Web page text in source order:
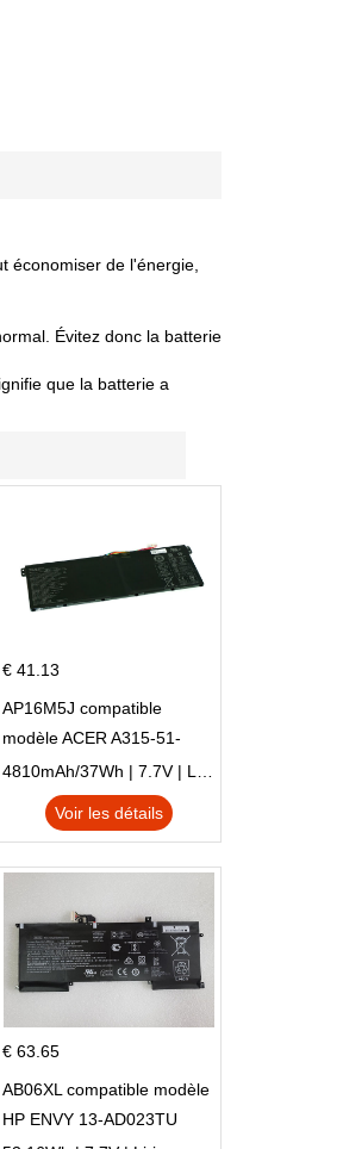
économiser de l'énergie,
Évitez donc la batterie
que la batterie a
€ 41.13
AP16M5J compatible
modèle ACER A315-51-
51SL N17Q1 SERIES
Voir les détails
€ 63.65
AB06XL compatible modèle
HP ENVY 13-AD023TU